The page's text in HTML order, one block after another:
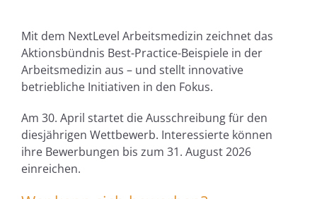
Mit dem NextLevel Arbeitsmedizin zeichnet das
Aktionsbündnis Best-Practice-Beispiele in der
Arbeitsmedizin aus – und stellt innovative
betriebliche Initiativen in den Fokus.
Am 30. April startet die Ausschreibung für den
diesjährigen Wettbewerb. Interessierte können
ihre Bewerbungen bis zum 31. August 2026
einreichen.